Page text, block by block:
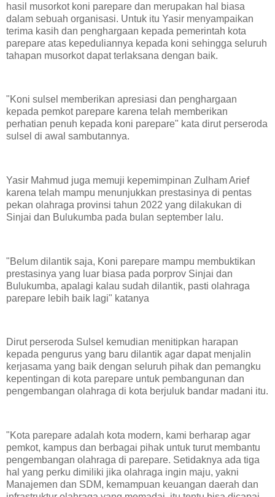
hasil musorkot koni parepare dan merupakan hal biasa
dalam sebuah organisasi. Untuk itu Yasir menyampaikan
terima kasih dan penghargaan kepada pemerintah kota
parepare atas kepeduliannya kepada koni sehingga seluruh
tahapan musorkot dapat terlaksana dengan baik.
"Koni sulsel memberikan apresiasi dan penghargaan
kepada pemkot parepare karena telah memberikan
perhatian penuh kepada koni parepare" kata dirut perseroda
sulsel di awal sambutannya.
Yasir Mahmud juga memuji kepemimpinan Zulham Arief
karena telah mampu menunjukkan prestasinya di pentas
pekan olahraga provinsi tahun 2022 yang dilakukan di
Sinjai dan Bulukumba pada bulan september lalu.
"Belum dilantik saja, Koni parepare mampu membuktikan
prestasinya yang luar biasa pada porprov Sinjai dan
Bulukumba, apalagi kalau sudah dilantik, pasti olahraga
parepare lebih baik lagi" katanya
Dirut perseroda Sulsel kemudian menitipkan harapan
kepada pengurus yang baru dilantik agar dapat menjalin
kerjasama yang baik dengan seluruh pihak dan pemangku
kepentingan di kota parepare untuk pembangunan dan
pengembangan olahraga di kota berjuluk bandar madani itu.
"Kota parepare adalah kota modern, kami berharap agar
pemkot, kampus dan berbagai pihak untuk turut membantu
pengembangan olahraga di parepare. Setidaknya ada tiga
hal yang perku dimiliki jika olahraga ingin maju, yakni
Manajemen dan SDM, kemampuan keuangan daerah dan